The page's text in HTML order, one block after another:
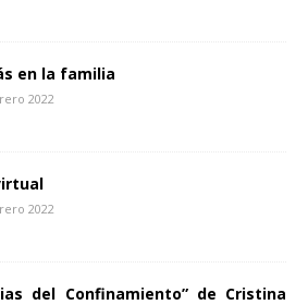
en la familia
2022
2022
del Confinamiento” de Cristina